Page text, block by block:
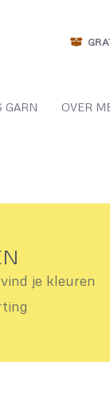
GARN OVER
je kleuren